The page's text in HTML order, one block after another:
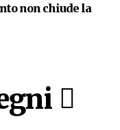
non chiude la